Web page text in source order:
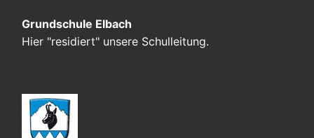
Grundschule Elbach
Hier "residiert" unsere Schulleitung.